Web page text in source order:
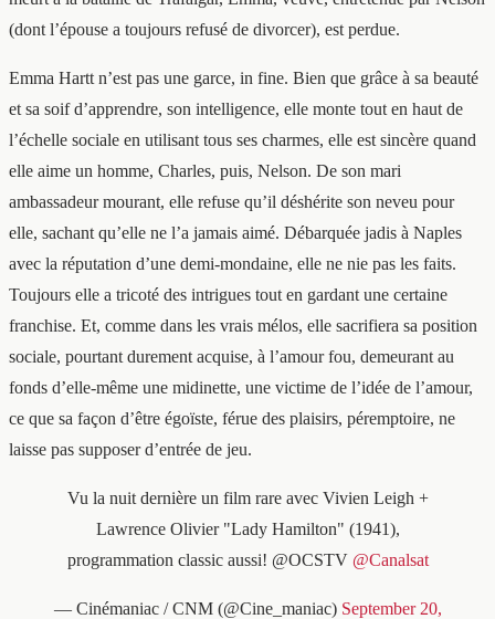
(dont l’épouse a toujours refusé de divorcer), est perdue.
Emma Hartt n’est pas une garce, in fine. Bien que grâce à sa beauté
et sa soif d’apprendre, son intelligence, elle monte tout en haut de
l’échelle sociale en utilisant tous ses charmes, elle est sincère quand
elle aime un homme, Charles, puis, Nelson. De son mari
ambassadeur mourant, elle refuse qu’il déshérite son neveu pour
elle, sachant qu’elle ne l’a jamais aimé. Débarquée jadis à Naples
avec la réputation d’une demi-mondaine, elle ne nie pas les faits.
Toujours elle a tricoté des intrigues tout en gardant une certaine
franchise. Et, comme dans les vrais mélos, elle sacrifiera sa position
sociale, pourtant durement acquise, à l’amour fou, demeurant au
fonds d’elle-même une midinette, une victime de l’idée de l’amour,
ce que sa façon d’être égoïste, férue des plaisirs, péremptoire, ne
laisse pas supposer d’entrée de jeu.
Vu la nuit dernière un film rare avec Vivien Leigh +
Lawrence Olivier "Lady Hamilton" (1941),
programmation classic aussi! @OCSTV @Canalsat
— Cinémaniac / CNM (@Cine_maniac) September 20,